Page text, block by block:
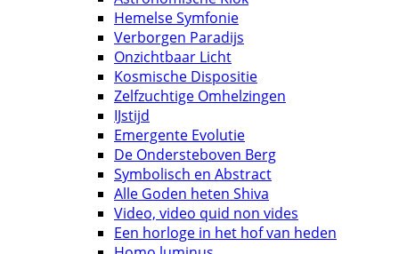
Hemelse Symfonie
Verborgen Paradijs
Onzichtbaar Licht
Kosmische Dispositie
Zelfzuchtige Omhelzingen
IJstijd
Emergente Evolutie
De Ondersteboven Berg
Symbolisch en Abstract
Alle Goden heten Shiva
Video, video quid non vides
Een horloge in het hof van heden